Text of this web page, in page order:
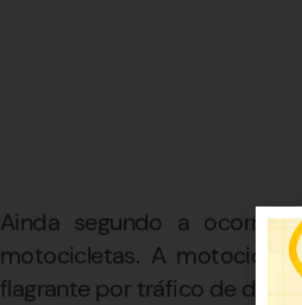
Ainda segundo a
motocicletas. A
flagrante por tráfico de